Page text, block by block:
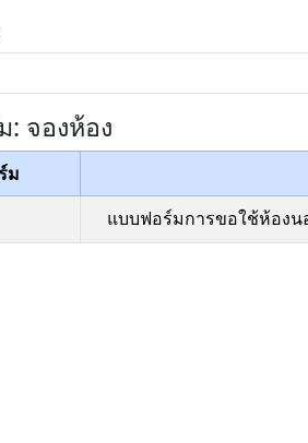
จองห้อง
ม
แบบฟอร์มการขอใช้ห้องน